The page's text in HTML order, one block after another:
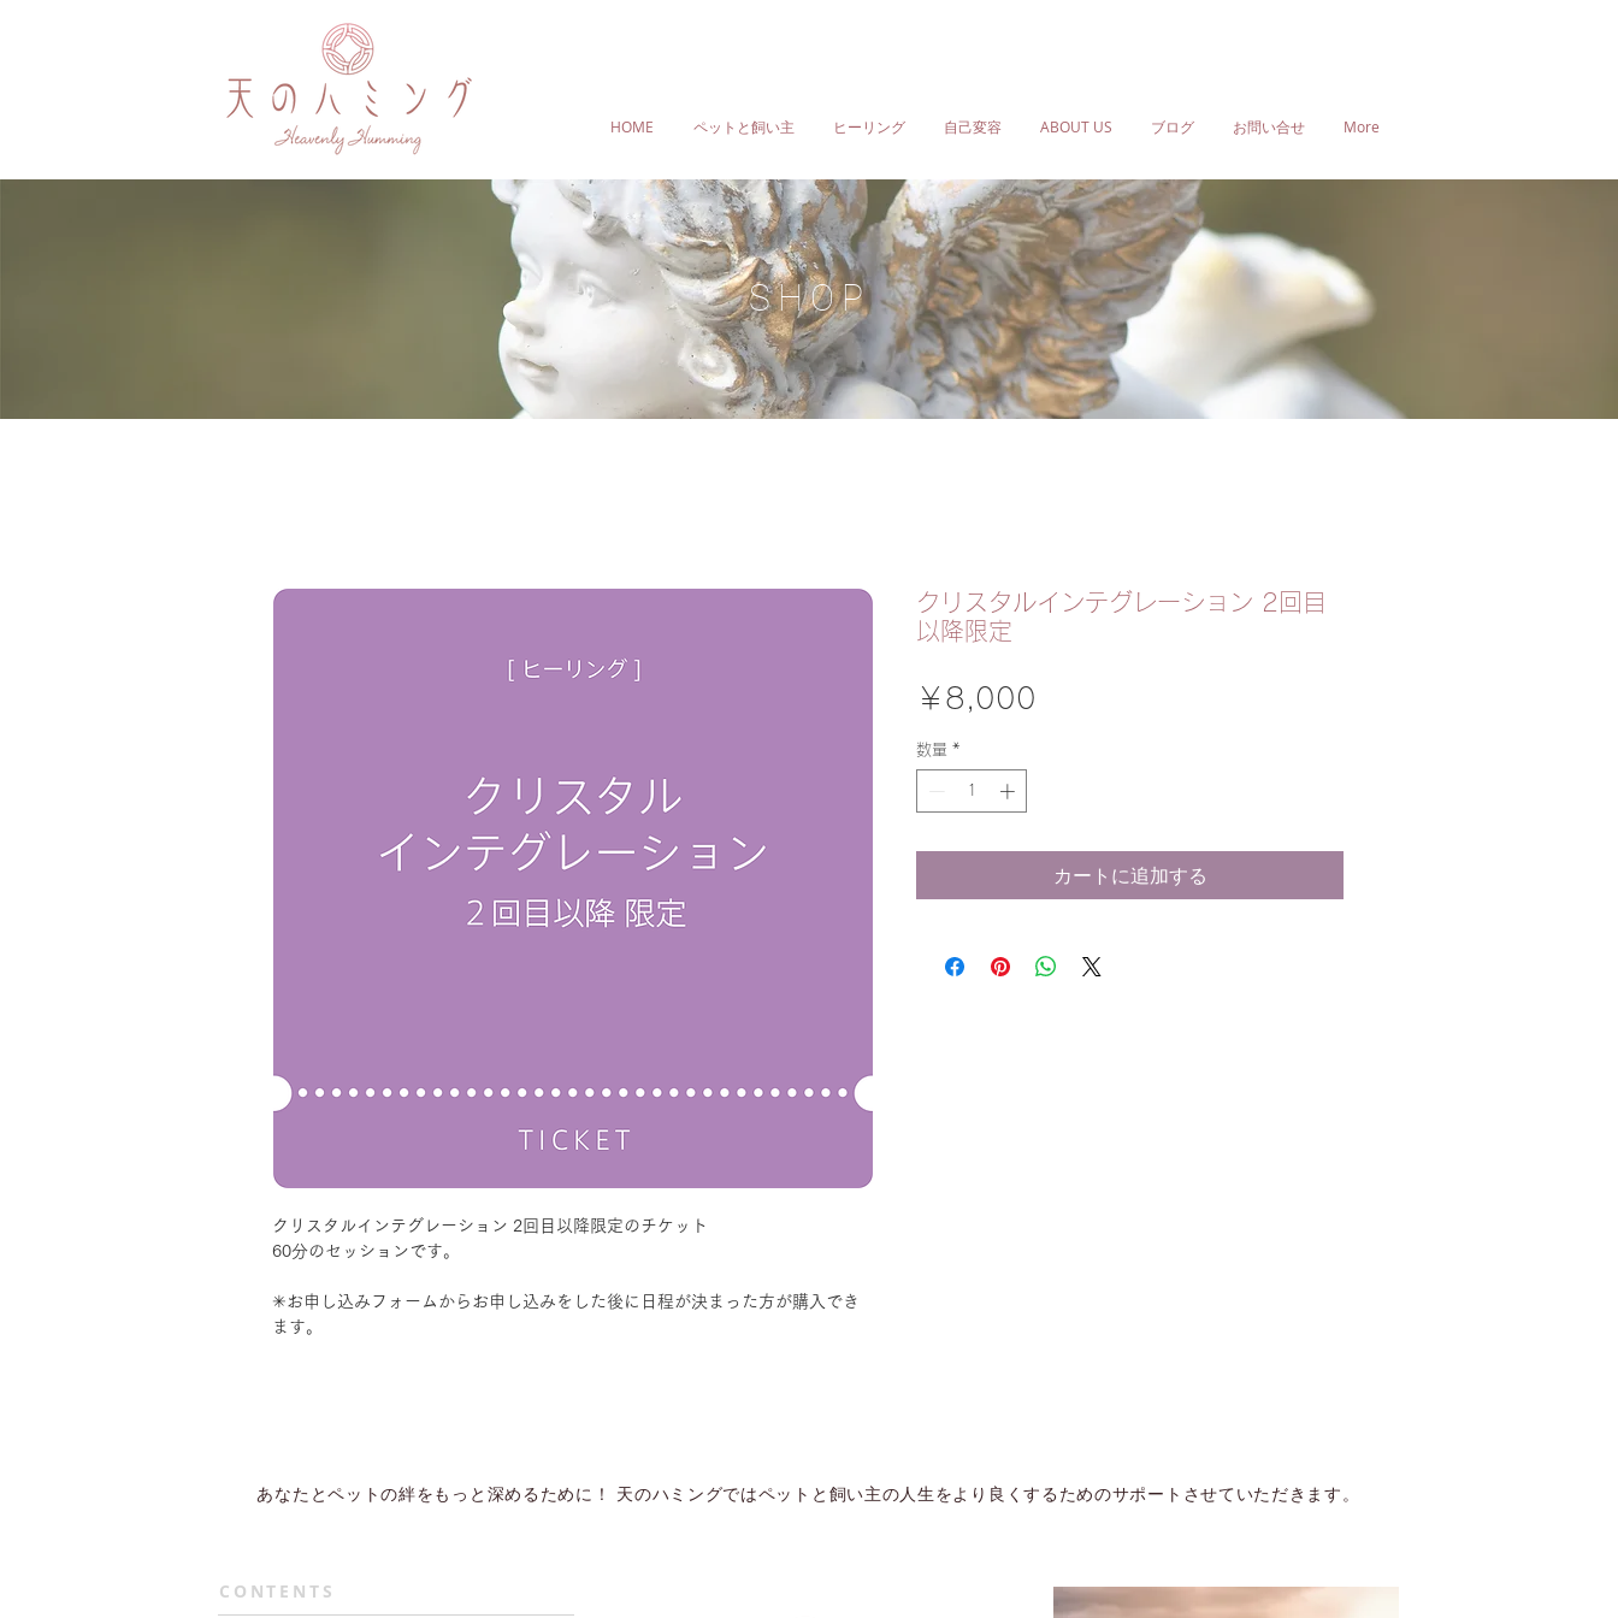
HOME ペットと飼い主 ヒーリング 自己変容 ABOUT US ブログ お問い合せ More
SHOP
クリスタルインテグレーション 2回目以降限定のチケット
60分のセッションです。
✳︎お申し込みフォームからお申し込みをした後に日程が決まった方が購入でき
ます。
クリスタルインテグレーション 2回目
以降限定
￥8,000
数量 *
カートに追加する
あなたとペットの絆をもっと深めるために！ 天のハミングではペットと飼い主の人生をより良くするためのサポートさせていただきます。
CONTENTS